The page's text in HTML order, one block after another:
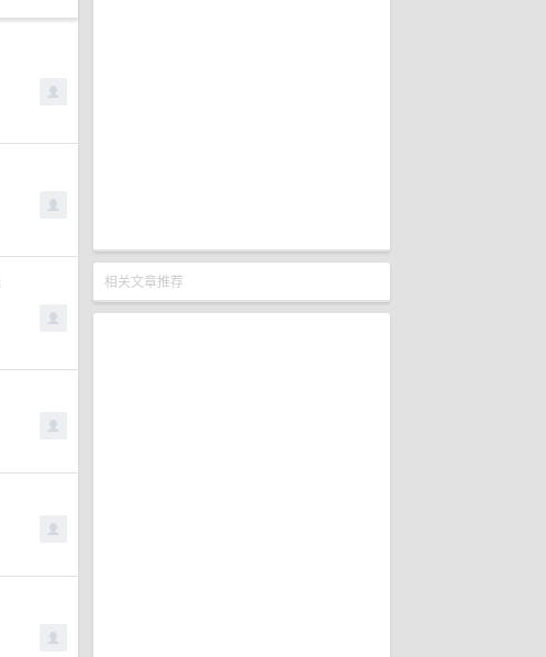
相关文章推荐